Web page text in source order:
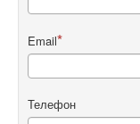
Email
Телефон